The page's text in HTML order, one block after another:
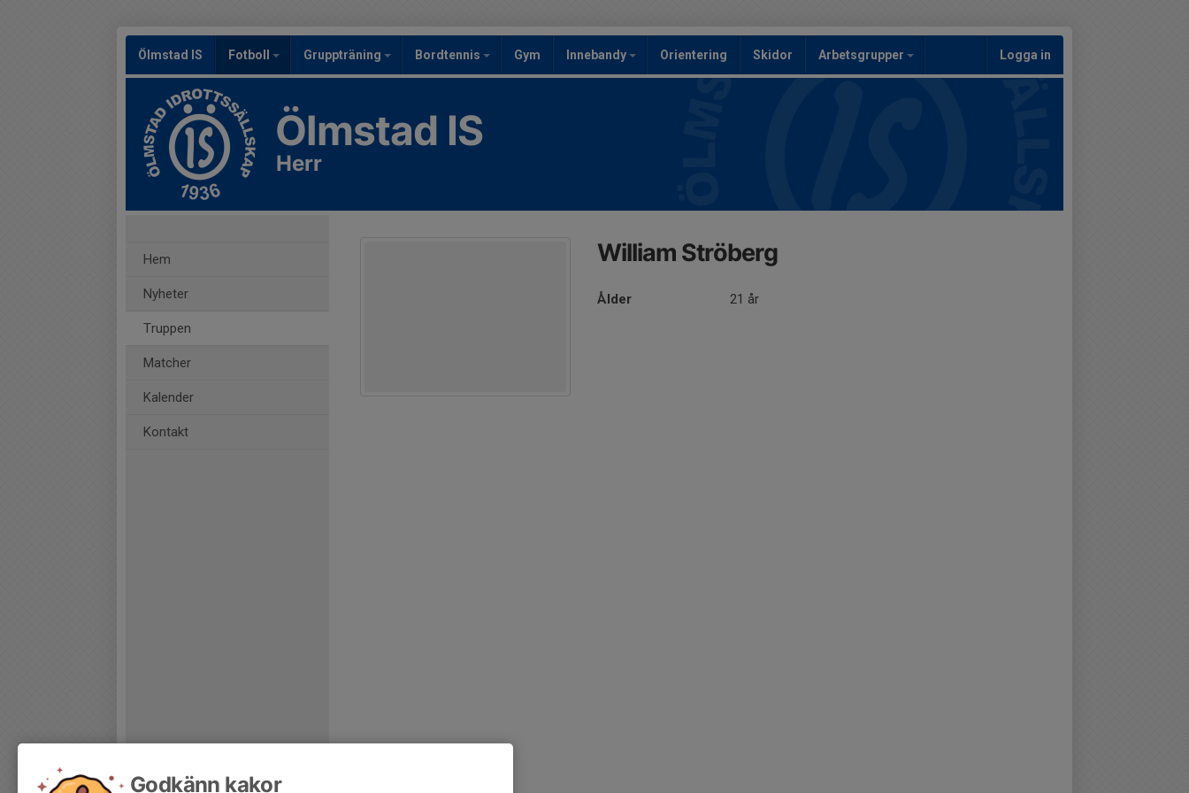
Ölmstad IS Fotboll Gruppträning Bordtennis Gym Innebandy Orientering Skidor Arbetsgrupper Logga in
Ölmstad IS
Herr
Hem
Nyheter
Truppen
Matcher
Kalender
Kontakt
William Ströberg
Ålder 21 år
Godkänn kakor